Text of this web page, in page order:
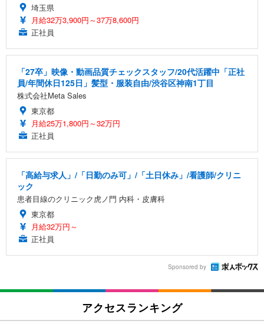
埼玉県
月給32万3,900円～37万8,600円
正社員
「27卒」映像・動画品質チェックスタッフ/20代活躍中「正社
員/年間休日125日」髪型・服装自由/渋谷区神南1丁目
株式会社Meta Sales
東京都
月給25万1,800円～32万円
正社員
「高給与求人」/「日勤のみ可」/「土日休み」/看護師/クリニ
ック
患者目線のクリニック虎ノ門 内科・皮膚科
東京都
月給32万円～
正社員
Sponsored by
アクセスランキング